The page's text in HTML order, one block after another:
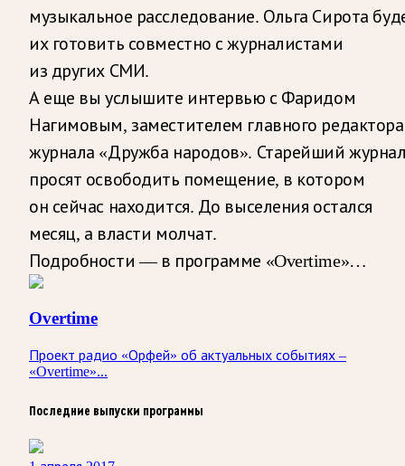
музыкальное расследование. Ольга Сирота
их готовить совместно с журналистами
из других СМИ.
А еще вы услышите интервью с Фаридом
Нагимовым, заместителем главного редактора
журнала «Дружба народов». Старейший
просят освободить помещение, в котором
он сейчас находится. До выселения остался
месяц, а власти молчат.
Подробности — в программе «Overtime»…
Overtime
Проект радио «Орфей» об актуальных событиях –
«Overtime»...
Последние выпуски программы